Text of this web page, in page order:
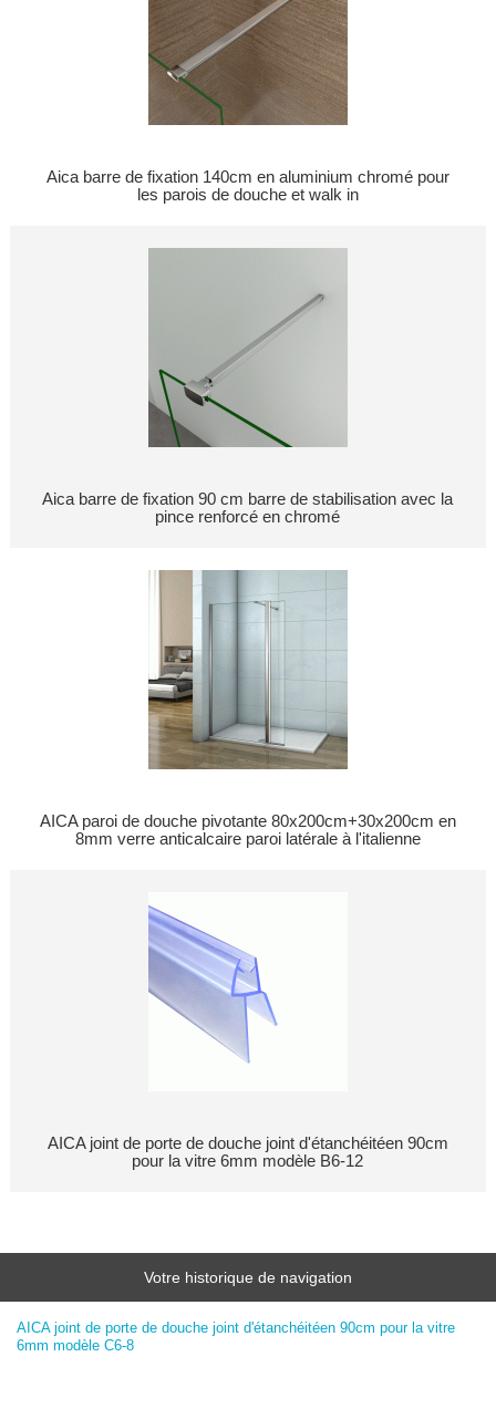
Aica barre de fixation 140cm en aluminium chromé pour
les parois de douche et walk in
Aica barre de fixation 90 cm barre de stabilisation avec la
pince renforcé en chromé
AICA paroi de douche pivotante 80x200cm+30x200cm en
8mm verre anticalcaire paroi latérale à l'italienne
AICA joint de porte de douche joint d'étanchéitéen 90cm
pour la vitre 6mm modèle B6-12
Votre historique de navigation
AICA joint de porte de douche joint d'étanchéitéen 90cm pour la vitre
6mm modèle C6-8